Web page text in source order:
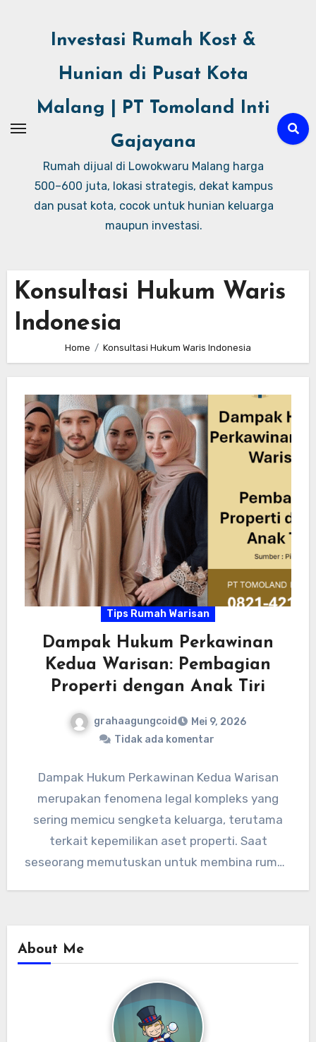
Investasi Rumah Kost &
Hunian di Pusat Kota
Malang | PT Tomoland Inti
Gajayana
Rumah dijual di Lowokwaru Malang harga
500–600 juta, lokasi strategis, dekat kampus
dan pusat kota, cocok untuk hunian keluarga
maupun investasi.
Konsultasi Hukum Waris
Indonesia
Home Konsultasi Hukum Waris Indonesia
Tips Rumah Warisan
Dampak Hukum Perkawinan
Kedua Warisan: Pembagian
Properti dengan Anak Tiri
grahaagungcoid
Mei 9, 2026
Tidak ada komentar
Dampak Hukum Perkawinan Kedua Warisan
merupakan fenomena legal kompleks yang
sering memicu sengketa keluarga, terutama
terkait kepemilikan aset properti. Saat
seseorang memutuskan untuk membina rumah
About Me